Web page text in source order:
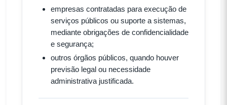
empresas contratadas para execução de
serviços públicos ou suporte a sistemas,
mediante obrigações de confidencialidade
e segurança;
outros órgãos públicos, quando houver
previsão legal ou necessidade
administrativa justificada.